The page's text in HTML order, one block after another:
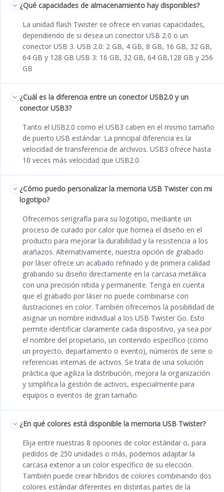
¿Qué capacidades de almacenamiento hay disponibles?
La unidad flash Twister se ofrece en varias capacidades,
dependiendo de si desea un conector USB 2.0 o un
conector USB 3. USB 2.0: 2 GB, 4 GB, 8 GB, 16 GB, 32 GB,
64 GB y 128 GB USB 3: 16 GB, 32 GB, 64 GB,128 GB y 256
GB
¿Cuál es la diferencia entre un conector USB2.0 y un
conector USB3?
Tanto el USB2.0 como el USB3 caben en el mismo tamaño
de puerto USB estándar. La principal diferencia es la
velocidad de transferencia de archivos. USB3 ofrece hasta
10 veces más velocidad que USB2.0.
¿Cómo puedo personalizar la memoria USB Twister con mi
logotipo?
Ofrecemos serigrafía para su logotipo, mediante un
proceso de curado por calor que hornea el diseño en el
producto para mejorar la durabilidad y la resistencia a los
arañazos. Alternativamente, nuestra opción de grabado
por láser ofrece un acabado refinado y de primera calidad
grabando su diseño directamente en la carcasa metálica
con una precisión nítida y permanente. Tenga en cuenta
que el grabado por láser no puede combinarse con
ilustraciones en color. También ofrecemos la posibilidad de
asignar un nombre individual a los USB Twister Go. Esto
permite identificar claramente cada dispositivo, ya sea por
el nombre del propietario, un contenido específico (como
un proyecto, departamento o evento), números de serie o
referencias internas de activos. Se trata de una solución
práctica que agiliza la distribución, mejora la organización
y simplifica la gestión de activos, especialmente para
equipos o eventos de gran tamaño.
¿En qué colores está disponible la memoria USB Twister?
Elija entre nuestras 8 opciones de color estándar o, para
pedidos de 250 unidades o más, podemos adaptar la
carcasa exterior a un color específico de su elección.
También puede crear híbridos de colores combinando dos
colores estándar diferentes en distintas partes de la